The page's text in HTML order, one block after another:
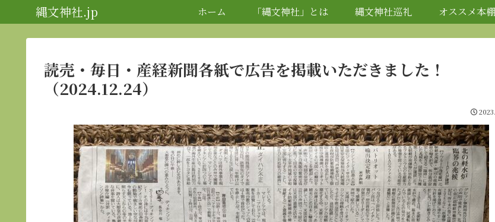
縄文神社.jp ホーム 「縄文神社」とは 縄文神社巡礼 オススメ本棚
読売・毎日・産経新聞各紙で広告を掲載いただきました！
（2024.12.24）